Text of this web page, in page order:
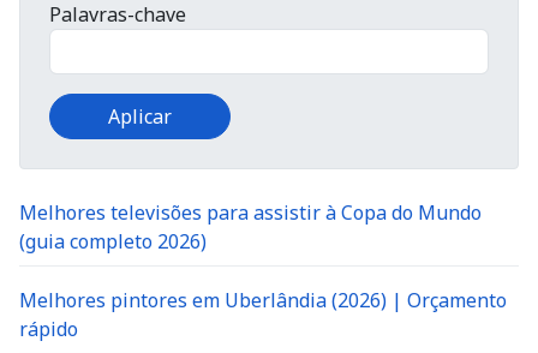
Palavras-chave
Melhores televisões para assistir à Copa do Mundo
(guia completo 2026)
Melhores pintores em Uberlândia (2026) | Orçamento
rápido